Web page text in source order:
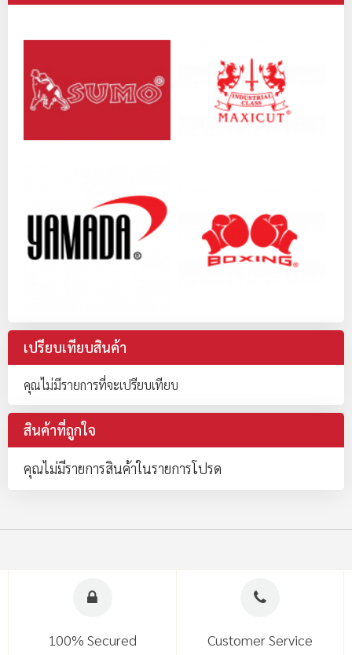
เปรียบเทียบสินค้า
คุณไม่มีรายการที่จะเปรียบเทียบ
สินค้าที่ถูกใจ
คุณไม่มีรายการสินค้าในรายการโปรด
100% Secured
Customer Service